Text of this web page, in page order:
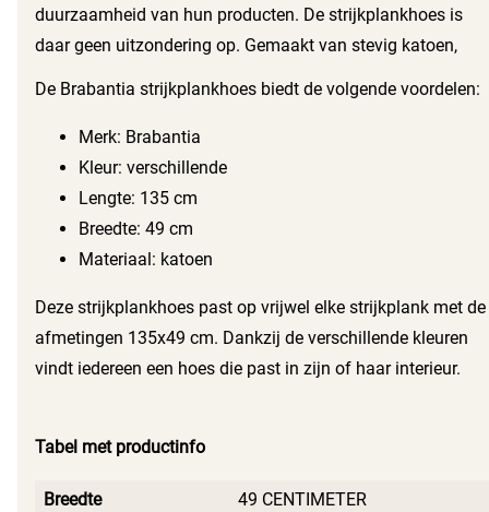
duurzaamheid van hun producten. De strijkplankhoes is
daar geen uitzondering op. Gemaakt van stevig katoen,
onderlaag van 2 mm dik, waardoor je nog beter kunt
strijken.
De Brabantia strijkplankhoes biedt de volgende voordelen:
Merk: Brabantia
Kleur: verschillende
Lengte: 135 cm
Breedte: 49 cm
Materiaal: katoen
Deze strijkplankhoes past op vrijwel elke strijkplank met de
afmetingen 135x49 cm. Dankzij de verschillende kleuren
vindt iedereen een hoes die past in zijn of haar interieur.
Tabel met productinfo
Breedte
49 CENTIMETER